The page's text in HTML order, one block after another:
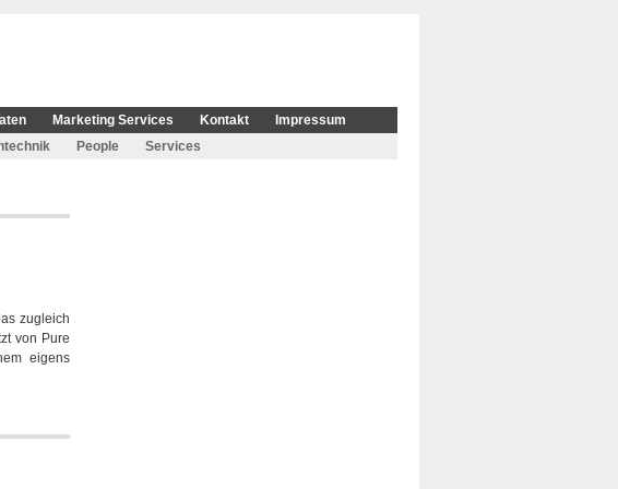
Marketing Services Kontakt
Impressum
People Services
zugleich
von Pure
eigens